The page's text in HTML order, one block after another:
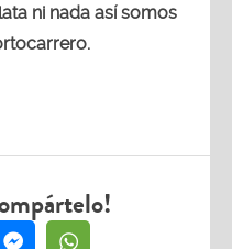
ni nada así somos